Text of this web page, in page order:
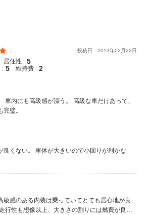
投稿日： 2013年02 月22日
居住性 : 5
: 5 維持費 : 2
車内にも高級感が漂う。 高級な車だけあって、
璧。
良くない。 車体が大きいので小回りが利かな
級感のある内装は乗っていてとても居心地が良
行性も想像以上、大きさの割りには燃費が良